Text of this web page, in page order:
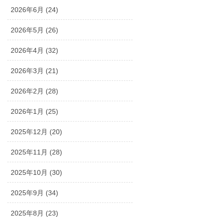
2026年6月 (24)
2026年5月 (26)
2026年4月 (32)
2026年3月 (21)
2026年2月 (28)
2026年1月 (25)
2025年12月 (20)
2025年11月 (28)
2025年10月 (30)
2025年9月 (34)
2025年8月 (23)